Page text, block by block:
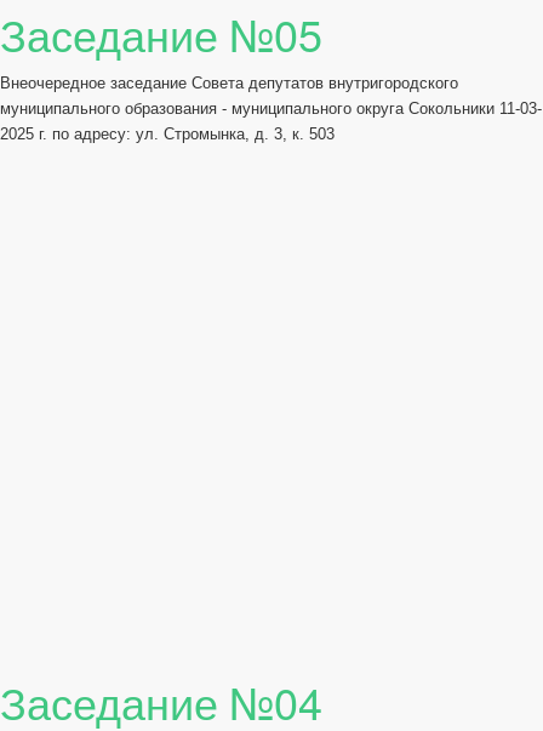
Заседание №05
Внеочередное заседание Совета депутатов внутригородского
муниципального образования - муниципального округа Сокольники 11-03-
2025 г. по адресу: ул. Стромынка, д. 3, к. 503
Заседание №04